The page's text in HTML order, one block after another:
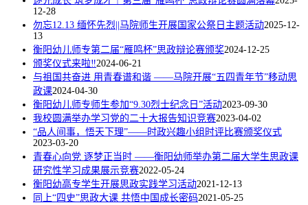
12-28
勿忘12.13 缅怀先烈||马院师生开展国家公祭日主题活动2025-12-
13
衡阳幼儿师专第二届“雁鸣杯”思政辩论赛颁奖2024-12-25
颁奖仪式来啦‼️2024-06-21
与祖国共奋进 用青春谱和谐 ——马院开展“五四青年节”移动思
政课2024-04-30
衡阳幼儿师专师生参加“9.30烈士纪念日”活动2023-09-30
我校圆满举办学习党的二十大报告知识竞赛2023-04-02
“品人间事，悟天下理”——时政兴趣小组时评比赛颁奖仪式
2023-03-20
青春心向党 逐梦正当时 ——衡阳幼师举办第二届大学生思政课
研究性学习成果展示竞赛2022-05-24
衡阳幼高专学生开展思政实践学习活动2021-12-13
同上“四史”思政大课 共悟中国成长密码2021-05-25